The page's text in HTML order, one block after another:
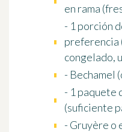
en rama
- 1 porción
preferencia
congelado,
- Bechamel
- 1 paquete
(suficiente
- Gruyère o